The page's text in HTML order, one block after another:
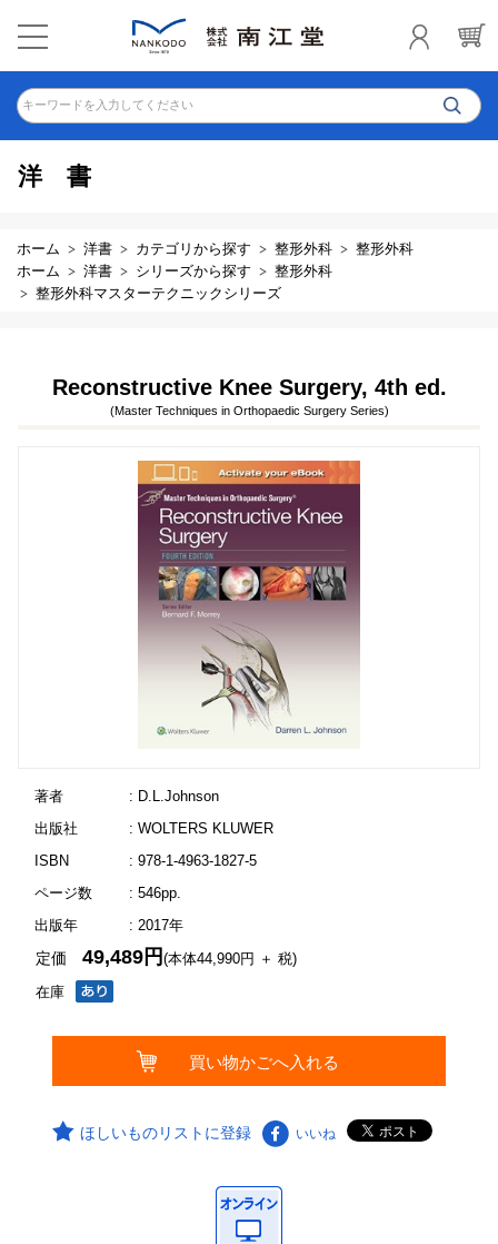
キーワードを入力してください
洋書
ホーム 洋書 カテゴリから探す 整形外科
整形外科
ホーム
洋書 シリーズから探す
整形外科
整形外科マスターテクニックシリーズ
Reconstructive Knee Surgery, 4th ed.
(Master Techniques in Orthopaedic Surgery Series)
著者
: D.L.Johnson
出版社
: WOLTERS KLUWER
ISBN
: 978-1-4963-1827-5
ページ数
: 546pp.
出版年
: 2017年
在庫
定価49,489円(本体44,990円 ＋ 税)
ほしいものリストに登録 いいね